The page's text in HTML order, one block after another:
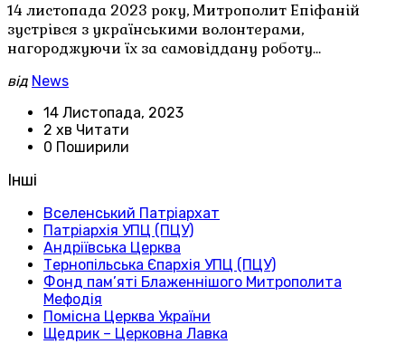
14 листопада 2023 року, Митрополит Епіфаній
зустрівся з українськими волонтерами,
нагороджуючи їх за самовіддану роботу…
від News
14 Листопада, 2023
2 хв Читати
0 Поширили
Інші
Вселенський Патріархат
Патріархія УПЦ (ПЦУ)
Андріївська Церква
Тернопільська Єпархія УПЦ (ПЦУ)
Фонд пам’яті Блаженнішого Митрополита
Мефодія
Помісна Церква України
Щедрик – Церковна Лавка